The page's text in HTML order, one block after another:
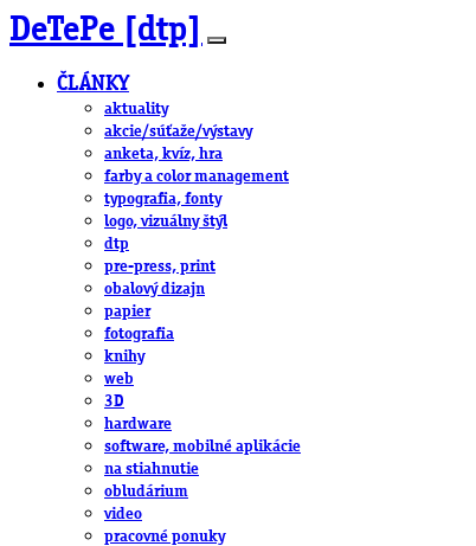
DeTePe [dtp]
ČLÁNKY
aktuality
akcie/súťaže/výstavy
anketa, kvíz, hra
farby a color management
typografia, fonty
logo, vizuálny štýl
dtp
pre-press, print
obalový dizajn
papier
fotografia
knihy
web
3D
hardware
software, mobilné aplikácie
na stiahnutie
obludárium
video
pracovné ponuky